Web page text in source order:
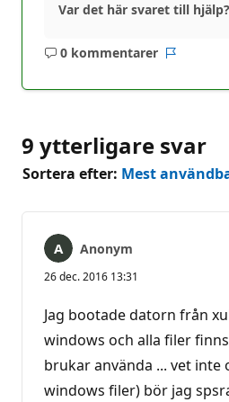
Var det här svaret till hjälp?
0 kommentarer
Inga
9 ytterligare svar
Sortera efter: Mest
Anonym
26 dec. 2016 13:31
Jag bootade datorn från
windows och alla filer
brukar använda ... vet inte
windows filer) bör jag